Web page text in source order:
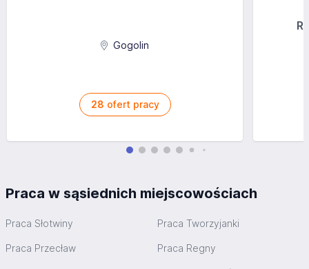
Gogolin
28 ofert pracy
Praca w sąsiednich miejscowościach
Praca Słotwiny Praca Tworzyjanki
Praca Przecław Praca Regny